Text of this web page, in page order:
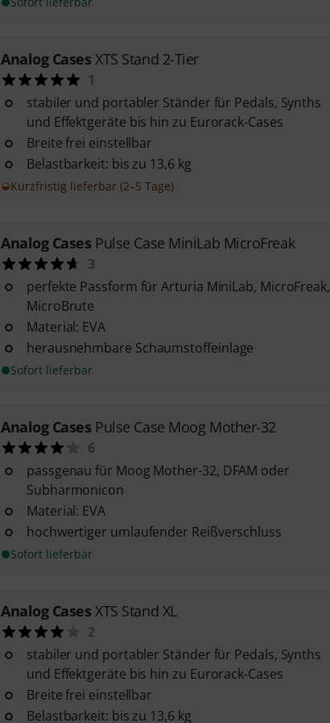
Analog Cases XTS Stand 2-Tier
1
stabiler und portabler Ständer für Pedals, Synths
und Effektgeräte bis hin zu Eurorack-Cases
Breite frei einstellbar
Belastbarkeit: bis zu 13,6 kg
Kurzfristig lieferbar (2–5 Tage)
Analog Cases Pulse Case MiniLab MicroFreak
3
perfekte Passform für Arturia MiniLab, MicroFreak,
MicroBrute
Material: EVA
herausnehmbare Schaumstoffeinlage
Sofort lieferbar
Analog Cases Pulse Case Moog Mother-32
6
passgenau für Moog Mother-32, DFAM oder
Subharmonicon
Material: EVA
hochwertiger umlaufender Reißverschluss
Sofort lieferbar
Analog Cases XTS Stand XL
2
stabiler und portabler Ständer für Pedals, Synths
und Effektgeräte bis hin zu Eurorack-Cases
Breite frei einstellbar
Belastbarkeit: bis zu 13,6 kg